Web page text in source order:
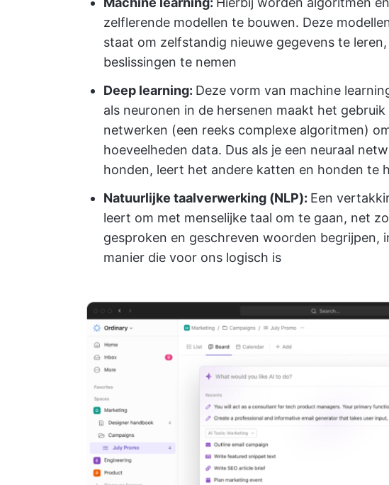
zelflerende modellen te bouwen. Deze
staat om zelfstandig nieuwe gegevens te
beslissingen te nemen
Deep learning: Deze vorm van machine
als neuronen in de hersenen maakt het
netwerken (een reeks complexe algoritmen)
hoeveelheden data. Dus als je een neuraal
honden, leert het andere katten en honden te
Natuurlijke taalverwerking (NLP): Een
leert om met menselijke taal om te gaan, net
gesproken en geschreven woorden begrijpen,
manier die voor ons logisch is